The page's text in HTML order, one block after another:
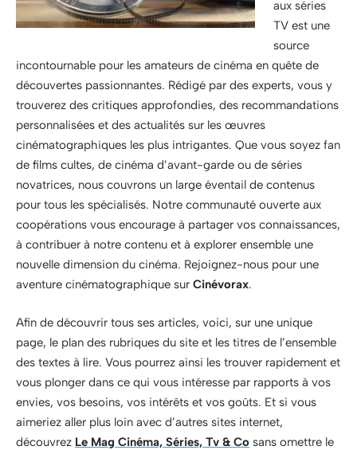
aux séries
TV est une
source
incontournable pour les amateurs de cinéma en quête de
découvertes passionnantes. Rédigé par des experts, vous y
trouverez des critiques approfondies, des recommandations
personnalisées et des actualités sur les œuvres
cinématographiques les plus intrigantes. Que vous soyez fan
de films cultes, de cinéma d’avant-garde ou de séries
novatrices, nous couvrons un large éventail de contenus
pour tous les spécialisés. Notre communauté ouverte aux
coopérations vous encourage à partager vos connaissances,
à contribuer à notre contenu et à explorer ensemble une
nouvelle dimension du cinéma. Rejoignez-nous pour une
aventure cinématographique sur Cinévorax.
Afin de découvrir tous ses articles, voici, sur une unique
page, le plan des rubriques du site et les titres de l’ensemble
des textes à lire. Vous pourrez ainsi les trouver rapidement et
vous plonger dans ce qui vous intéresse par rapports à vos
envies, vos besoins, vos intérêts et vos goûts. Et si vous
aimeriez aller plus loin avec d’autres sites internet,
découvrez Le Mag Cinéma, Séries, Tv & Co sans omettre le